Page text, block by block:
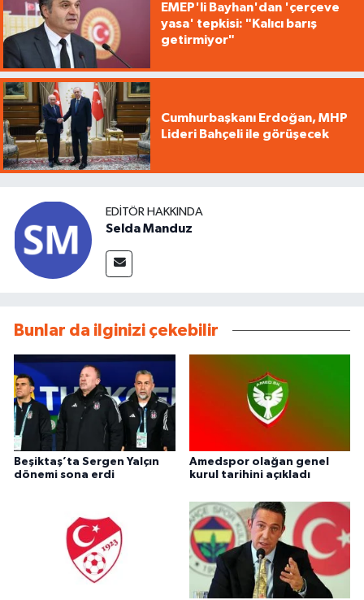
EMEP'li Bayhan'dan 'çerçeve
yasa' tepkisi: "Kalıcı barış
getirmiyor"
Cumhurbaşkanı Erdoğan, MHP
Lideri Bahçeli ile görüşecek
EDITÖR HAKKINDA
Selda Manduz
Bunlar da ilginizi çekebilir
Beşiktaş’ta Sergen Yalçın
dönemi sona erdi
Amedspor olağan genel
kurul tarihini açıkladı